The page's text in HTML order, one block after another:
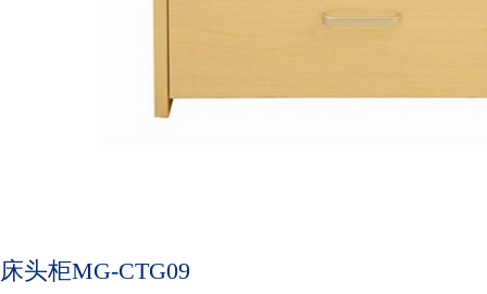
床头柜MG-CTG09